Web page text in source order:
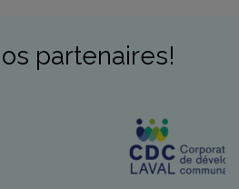
partenaires!